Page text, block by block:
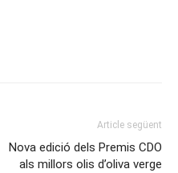
Article següent
Nova edició dels Premis CDO
als millors olis d’oliva verge